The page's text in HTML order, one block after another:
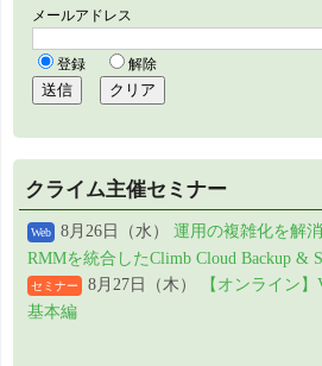
クライム主催セミナー
Web 8月26日（水） 運用の複雑化を解
RMMを統合したClimb Cloud Backup &
セミナー 8月27日（木）
【オンライン
基本編